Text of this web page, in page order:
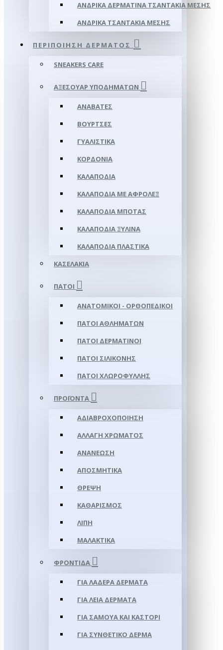
ΑΝΔΡΙΚΆ ΔΕΡΜΆΤΙΝΑ ΤΣΑΝΤΆΚΙΑ ΜΈΣΗΣ
ΑΝΔΡΙΚΆ ΤΣΑΝΤΆΚΙΑ ΜΈΣΗΣ
ΠΕΡΙΠΟΊΗΣΗ ΔΈΡΜΑΤΟΣ
SNEAKERS CARE
ΑΞΕΣΟΥΑΡ ΥΠΟΔΗΜΆΤΩΝ
ΑΝΑΒΆΤΕΣ
ΒΟΎΡΤΣΕΣ
ΓΥΑΛΙΣΤΙΚΆ
ΚΟΡΔΌΝΙΑ
ΚΑΛΑΠΌΔΙΑ
ΚΑΛΑΠΌΔΙΑ ΜΕ ΑΦΡΟΛΕΞ
ΚΑΛΑΠΌΔΙΑ ΜΠΌΤΑΣ
ΚΑΛΑΠΌΔΙΑ ΞΎΛΙΝΑ
ΚΑΛΑΠΌΔΙΑ ΠΛΑΣΤΙΚΆ
ΚΑΣΕΛΆΚΙΑ
ΠΆΤΟΙ
ΑΝΑΤΟΜΙΚΟΊ - ΟΡΘΟΠΕΔΙΚΟΊ
ΠΆΤΟΙ ΑΘΛΗΜΆΤΩΝ
ΠΆΤΟΙ ΔΕΡΜΆΤΙΝΟΙ
ΠΆΤΟΙ ΣΙΛΙΚΌΝΗΣ
ΠΆΤΟΙ ΧΛΩΡΟΦΎΛΛΗΣ
ΠΡΟΪΌΝΤΑ
ΑΔΙΑΒΡΟΧΟΠΟΊΗΣΗ
ΑΛΛΑΓΉ ΧΡΏΜΑΤΟΣ
ΑΝΑΝΈΩΣΗ
ΑΠΟΣΜΗΤΙΚΆ
ΘΡΈΨΗ
ΚΑΘΑΡΙΣΜΌΣ
ΛΊΠΗ
ΜΑΛΑΚΤΙΚΆ
ΦΡΟΝΤΊΔΑ
ΓΙΑ ΛΑΔΕΡΆ ΔΈΡΜΑΤΑ
ΓΙΑ ΛΕΊΑ ΔΈΡΜΑΤΑ
ΓΙΑ ΣΑΜΟΥΑ ΚΑΙ ΚΑΣΤΌΡΙ
ΓΙΑ ΣΥΝΘΕΤΙΚΌ ΔΈΡΜΑ